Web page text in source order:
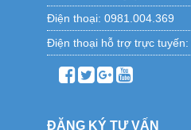
Điện thoại: 0981.004.369
Điện thoại hỗ trợ trực tuyến:
ĐĂNG KÝ TƯ VẤN